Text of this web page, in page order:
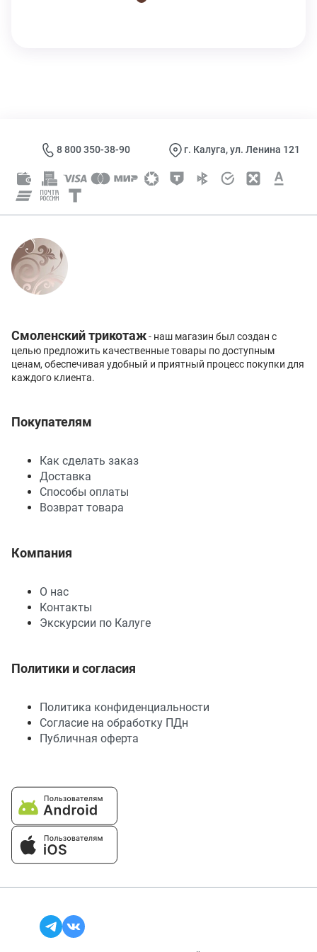
8 800 350-38-90 г. Калуга, ул. Ленина 121
Смоленский трикотаж- наш магазин был создан с
целью предложить качественные товары по доступным
ценам, обеспечивая удобный и приятный процесс покупки для
каждого клиента.
Покупателям
Как сделать заказ
Доставка
Способы оплаты
Возврат товара
Компания
О нас
Контакты
Экскурсии по Калуге
Политики и согласия
Политика конфиденциальности
Согласие на обработку ПДн
Публичная оферта